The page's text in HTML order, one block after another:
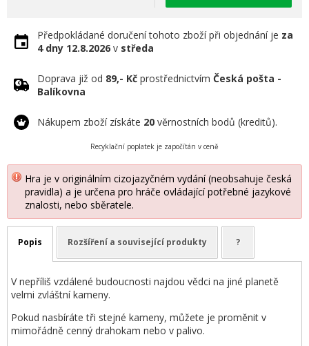
Předpokládané doručení tohoto zboží při objednání je za
4 dny 12.8.2026 v středa
Doprava již od 89,- Kč prostřednictvím Česká pošta -
Balíkovna
Nákupem zboží získáte 20 věrnostních bodů (kreditů).
Recyklační poplatek je započítán v ceně
Hra je v originálním cizojazyčném vydání (neobsahuje česká
pravidla) a je určena pro hráče ovládající potřebné jazykové
znalosti, nebo sběratele.
Popis Rozšíření a související produkty ?
V nepříliš vzdálené budoucnosti najdou vědci na jiné planetě
velmi zvláštní kameny.
Pokud nasbíráte tři stejné kameny, můžete je proměnit v
mimořádně cenný drahokam nebo v palivo.